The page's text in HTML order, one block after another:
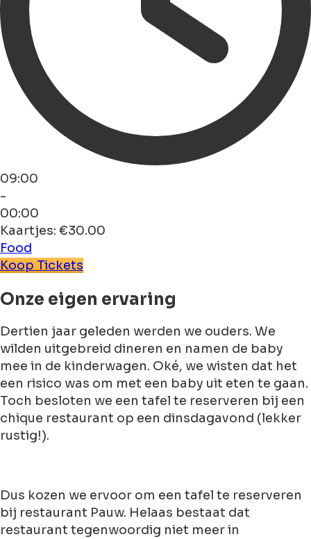
09:00
-
00:00
Kaartjes: €30.00
Food
Koop Tickets
Onze eigen ervaring
Dertien jaar geleden werden we ouders. We
wilden uitgebreid dineren en namen de baby
mee in de kinderwagen. Oké, we wisten dat het
een risico was om met een baby uit eten te gaan.
Toch besloten we een tafel te reserveren bij een
chique restaurant op een dinsdagavond (lekker
rustig!).
Dus kozen we ervoor om een tafel te reserveren
bij restaurant Pauw. Helaas bestaat dat
restaurant tegenwoordig niet meer in